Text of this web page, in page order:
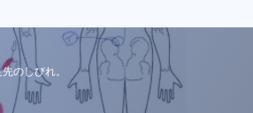
のしびれ。